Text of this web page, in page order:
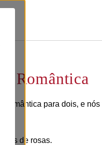
Romântica
romântica para dois, e
de rosas.